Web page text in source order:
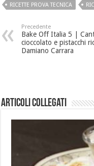
RICETTE PROVA TECNICA
Precedente
Bake Off Italia 5 |
cioccolato e pistacchi
Damiano Carrara
Articoli collegati